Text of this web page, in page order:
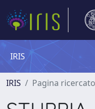
IRIS
IRIS Pagina